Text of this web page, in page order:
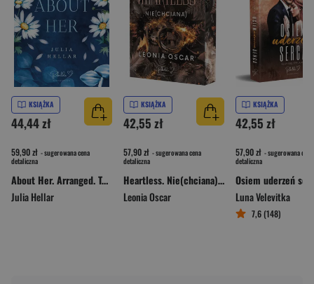
KSIĄŻKA
44,44 zł
59,90 zł - sugerowana cena
detaliczna
About Her. Arranged. Tom 2
Julia Hellar
KSIĄŻKA
42,55 zł
57,90 zł - sugerowana cena
detaliczna
Heartless. Nie(chciana). Cykl Trzy Gwiazdy. Tom 2 (ilustrowane brzegi)
Leonia Oscar
KSIĄŻKA
42,55 zł
57,90 zł - sugerowana cena
detaliczna
Osiem uderzeń
Luna Velevitka
7,6 (148)